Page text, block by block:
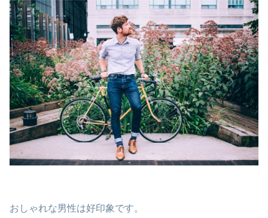
おしゃれな男性は好印象です。